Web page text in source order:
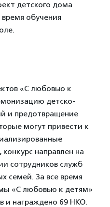
детского дома
обучения
«С любовью к
детско-
и предотвращение
могут привести к
направлен на
сотрудников служб
семей. За все время
«С любовью к детям»
и награждено 69 НКО.